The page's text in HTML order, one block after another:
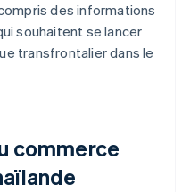
des informations
souhaitent se lancer
transfrontalier dans le
commerce